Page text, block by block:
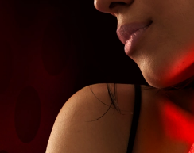
FAQ™ Pure Beauty-Tech
issa™ Teeth Whitening
Deutsch
Italiano
Svenska
Türkçe
简体中文